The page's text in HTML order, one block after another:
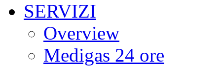
SERVIZI
Overview
Medigas 24 ore